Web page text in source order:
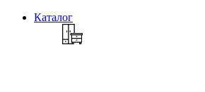
Каталог